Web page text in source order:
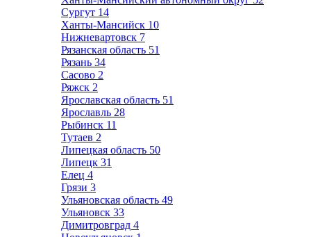
Сургут 14
Ханты-Мансийск 10
Нижневартовск 7
Рязанская область 51
Рязань 34
Сасово 2
Ряжск 2
Ярославская область 51
Ярославль 28
Рыбинск 11
Тутаев 2
Липецкая область 50
Липецк 31
Елец 4
Грязи 3
Ульяновская область 49
Ульяновск 33
Димитровград 4